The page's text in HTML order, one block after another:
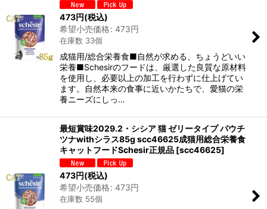
473円(税込)
希望小売価格: 473円
在庫数 33個
成猫用/総合栄養食■自然が求める、ちょうどいい
栄養■Schesirのフードは、厳選した良質な原材料
を使用し、必要以上の加工を行わずに仕上げてい
ます。自然本来の食事に近いかたちで、愛猫の栄
養ニーズにしっ…
最短賞味2029.2・シシア 猫 ゼリータイプ パウチ
ツナwithシラス85g scc46625成猫用総合栄養食
キャットフードSchesir正規品 [scc46625]
473円(税込)
希望小売価格: 473円
在庫数 55個